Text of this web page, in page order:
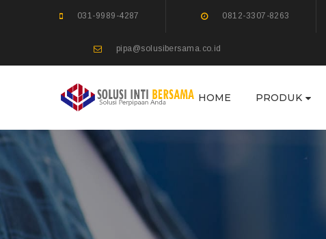
031-9989-4287 0812-3307-8263
pipa@solusibersama.co.id
HOME PRODUK